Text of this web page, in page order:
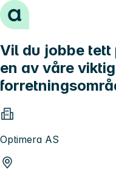
Hopp til innhold
Vil du jobbe tett
en av våre
Optimera AS